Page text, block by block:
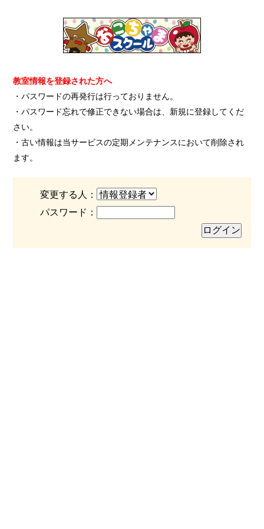
教室情報を登録された方へ
・パスワードの再発行は行っておりません。
・パスワード忘れで修正できない場合は、新規に登録してくだ
さい。
・古い情報は当サービスの定期メンテナンスにおいて削除され
ます。
変更する人：
パスワード：